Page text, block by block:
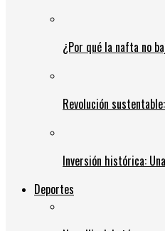
¿Por qué la nafta no
Revolución
Inversión histórica:
Deportes